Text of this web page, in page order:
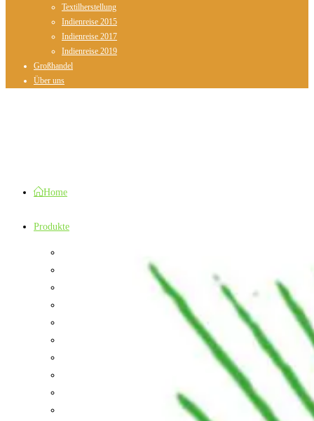
Textilherstellung
Indienreise 2015
Indienreise 2017
Indienreise 2019
Großhandel
Über uns
Home
Produkte